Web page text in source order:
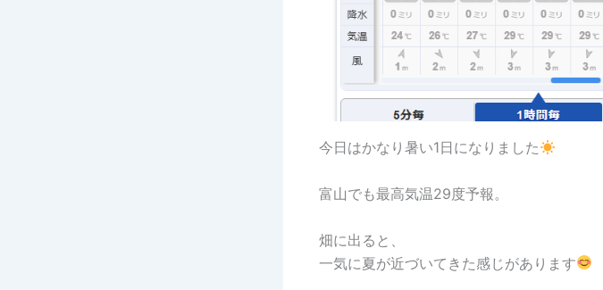
今日はかなり暑い1日になりました
富山でも最高気温29度予報。
畑に出ると、
一気に夏が近づいてきた感じがあります